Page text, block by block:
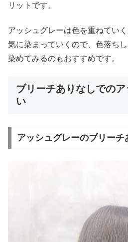
リットです。
アッシュグレーは色を重ねてい
気に染まっていくので、色落ち
染めてみるのもおすすめです。
ブリーチありなしでの
い
アッシュグレーのブリーチ